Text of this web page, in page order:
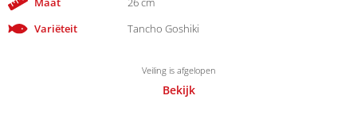
Variëteit
Tancho Goshiki
Veiling is afgelopen
Bekijk